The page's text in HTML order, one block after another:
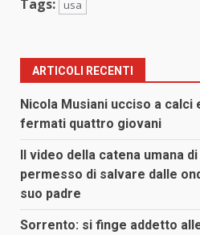
Tags: usa
ARTICOLI RECENTI
Nicola Musiani ucciso a calci
fermati quattro giovani
Il video della catena umana
permesso di salvare dalle
suo padre
Sorrento: si finge addetto